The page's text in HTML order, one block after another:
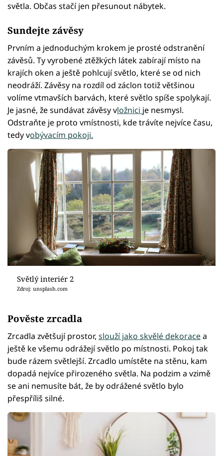
světla. Občas stačí jen přesunout nábytek.
Sundejte závěsy
Prvním a jednoduchým krokem je prosté odstranění
závěsů. Ty vyrobené ztěžkých látek zabírají místo na
krajích oken a ještě pohlcují světlo, které se od nich
neodráží. Závěsy na rozdíl od záclon totiž většinou
volíme vtmavších barvách, které světlo spíše spolykají.
Je jasné, že sundávat závěsy vložnici je nesmysl.
Odstraňte je proto vmístnosti, kde trávíte nejvíce času,
tedy vobývacím pokoji.
Světlý interiér 2
Zdroj: unsplash.com
Pověste zrcadla
Zrcadla zvětšují prostor, slouží jako skvělé dekoracea
ještě ke všemu odrážejí světlo po místnosti. Pokoj tak
bude rázem světlejší. Zrcadlo umístěte na stěnu, kam
dopadá nejvíce přirozeného světla. Na podzim a vzimě
se ani nemusíte bát, že by odrážené světlo bylo
přespříliš silné.